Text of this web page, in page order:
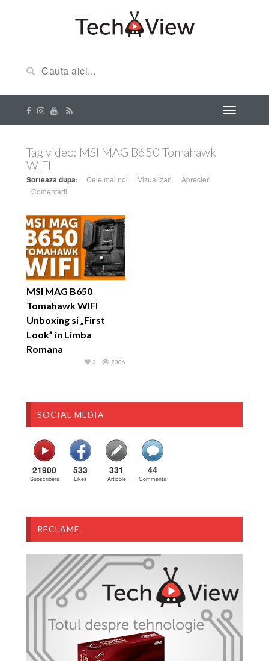
Tag video: MSI MAG B650 Tomahawk
WIFI
Sorteaza dupa: Cele mai noi Vizualizari
Aprecieri
Comentarii
MSI MAG B650
Tomahawk WIFI
Unboxing si „First
Look” in Limba
Romana
2006
2
SOCIAL MEDIA
21900
Subscribers
533
Likes
331
Articole
44
Comments
RECLAME